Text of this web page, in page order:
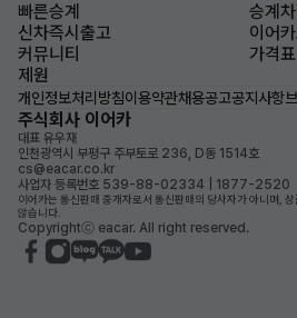
빠른승계
승계
신차즉시출고
이어
커뮤니티
가격표
제원
개인정보처리방침이용약관채용공고공지사항
주식회사 이어카
대표 유우재
인천광역시 부평구 주부토로 236, D동 1514호
cs@eacar.co.kr
사업자 등록번호 539-88-02334 | 1877-2520
이어카는 통신판매 중개자로서 통신판매의 당사자가 아니며,
않습니다.
Copyrightⓒ eacar. All right reserved.